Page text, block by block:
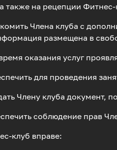
также на рецепции
Члена клуба с
размещена в
оказания услуг
для проведения
Члену клуба документ,
соблюдение прав
клуб вправе: